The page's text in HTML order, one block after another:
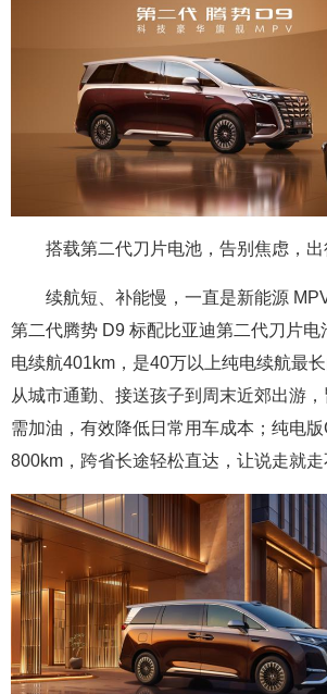
搭载第二代刀片电池，告别焦虑，出
续航短、补能慢，一直是新能源 MPV
第二代腾势 D9 标配比亚迪第二代刀片
电续航401km，是40万以上纯电续航最长
从城市通勤、接送孩子到周末近郊出游
需加油，有效降低日常用车成本；纯电
800km，跨省长途轻松直达，让说走就走